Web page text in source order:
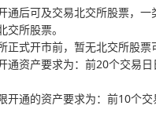
通后可及交易北交所股票，一
交所股票。
正式开市前，暂无北交所股票
通资产要求为：前20个交易
开通的资产要求为：前10个